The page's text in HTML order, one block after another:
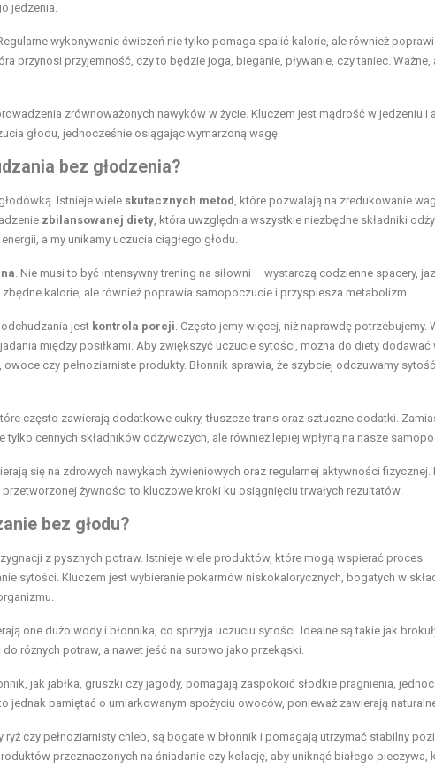
jedzenia.
wykonywanie ćwiczeń nie tylko pomaga spalić kalorie, ale również
przynosi przyjemność, czy to będzie joga, bieganie, pływanie, czy taniec. Ważne,
zrównoważonych nawyków w życie. Kluczem jest mądrość w jedzeniu i
głodu, jednocześnie osiągając wymarzoną wagę.
bez głodzenia?
Istnieje wiele skutecznych metod , które pozwalają na zredukowanie
zbilansowanej diety, która uwzględnia wszystkie niezbędne składniki
a my unikamy uczucia ciągłego głodu.
. Nie musi to być intensywny trening na siłowni – wystarczą codzienne spacery,
kalorie, ale również poprawia samopoczucie i przyspiesza metabolizm.
jest kontrola porcji. Często jemy więcej, niż naprawdę potrzebujemy.
między posiłkami. Aby zwiększyć uczucie sytości, można do diety dodawać
owoce czy pełnoziarniste produkty. Błonnik sprawia, że szybciej odczuwamy
często zawierają dodatkowe cukry, tłuszcze trans oraz sztuczne dodatki.
cennych składników odżywczych, ale również lepiej wpłyną na nasze
się na zdrowych nawykach żywieniowych oraz regularnej aktywności fizycznej.
żywności to kluczowe kroki ku osiągnięciu trwałych rezultatów.
bez głodu?
z pysznych potraw. Istnieje wiele produktów, które mogą wspierać proces
sytości. Kluczem jest wybieranie pokarmów niskokalorycznych, bogatych w
one dużo wody i błonnika, co sprzyja uczuciu sytości. Idealne są takie jak
różnych potraw, a nawet jeść na surowo jako przekąski.
jak jabłka, gruszki czy jagody, pomagają zaspokoić słodkie pragnienia,
jednak pamiętać o umiarkowanym spożyciu owoców, ponieważ zawierają
ryż czy pełnoziarnisty chleb, są bogate w błonnik i pomagają utrzymać stabilny
przeznaczonych na śniadanie czy kolację, aby uniknąć białego pieczywa,